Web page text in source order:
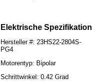
Elektrische Spezifikation
Hersteller #: 23HS22-2804S-
PG4
Motorentyp: Bipolar
Schrittwinkel: 0.42 Grad